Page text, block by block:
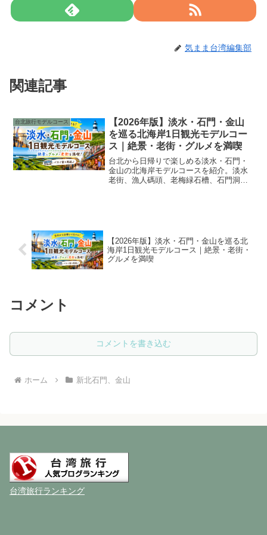
気まま台湾編集部
関連記事
台北旅行モデルコース
【2026年版】淡水・石門・金山
を巡る北海岸1日観光モデルコー
ス｜絶景・老街・グルメを満喫
台北から日帰りで楽しめる淡水・石門・
金山の北海岸モデルコースを紹介。淡水
老街、漁人碼頭、老梅緑石槽、石門洞、
【2026年版】淡水・石門・金山を巡る北
海岸1日観光モデルコース｜絶景・老街・
グルメを満喫
コメント
コメントを書き込む
ホーム 新北石門、金山
台湾旅行ランキング